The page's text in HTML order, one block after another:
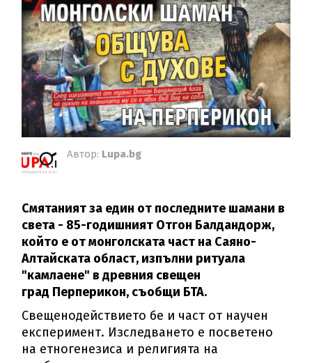
Автор: Lupa.bg
Смятаният за един от последните шамани в
света - 85-годишният Отгон Балдандорж,
който е от монголската част на Саяно-
Алтайската област, изпълни ритуала
"камлаене" в древния свещен
град Перперикон, съобщи БТА.
Свещенодействието бе и част от научен
експеримент. Изследването е посветено
на етногенезиса и религията на